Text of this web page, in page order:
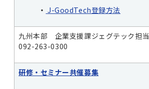
・ J-GoodTech登録方法
九州本部 企業支援課ジェグテック担当
092-263-0300
研修・セミナー共催募集